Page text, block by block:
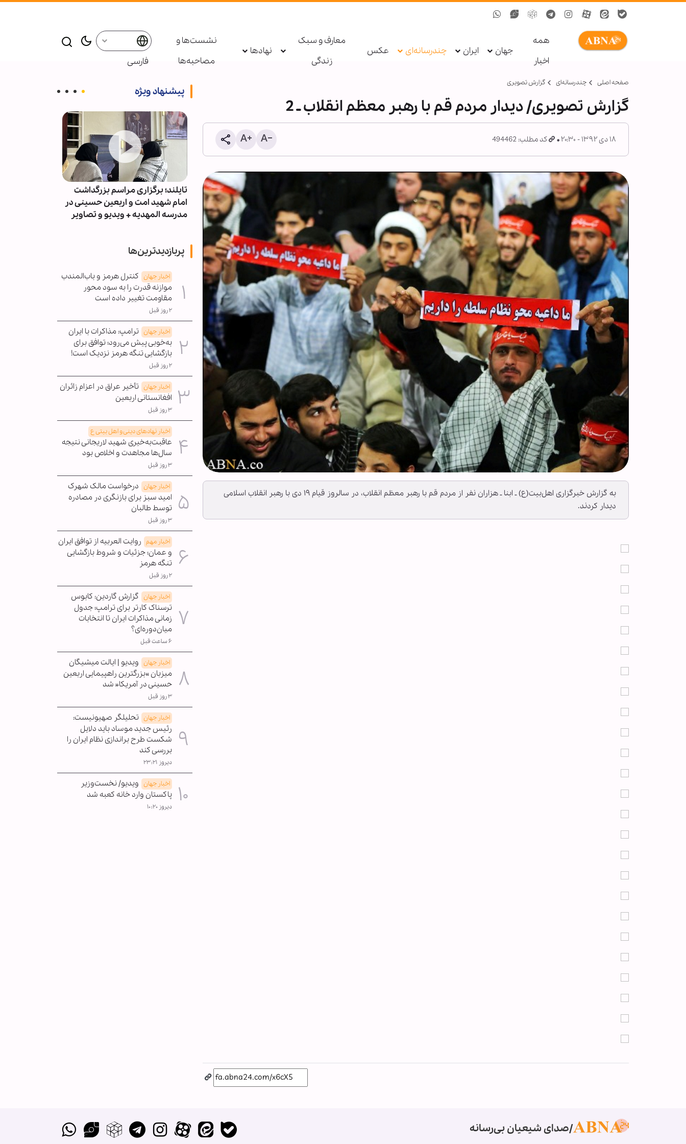
همه
اخبار
جهان ایران چندرسانه‌ای عکس
معارف و سبک
زندگی
نهادها
نشست‌ها و
مصاحبه‌ها
فارسی
صفحه اصلی چندرسانه‌ای گزارش تصويری
گزارش تصویری/ دیدار مردم قم با رهبر معظم انقلاب ـ 2
۱۸ دی ۱۳۹۲ - ۲۰:۳۰ کد مطلب: 494462
به گزارش خبرگزاری اهل‌بیت(ع) ـ ابنا ـ هزاران نفر از مردم قم با رهبر معظم انقلاب، در سالروز قیام ۱۹ دی با رهبر انقلاب اسلامی
دیدار كردند.
پیشنهاد ویژه
نخستین روزنامه در کشورهای
شیعه؛ از «کاغذ اخبار» ایران تا
«حدیقة الاخبار» لبنان
تایلند؛ برگزاری مراسم بزرگداشت
امام شهید امت و اربعین حسینی در
مدرسه المهدیه + ویدیو و تصاویر
پربازدیدترین‌ها
اخبار جهان کنترل هرمز و باب‌المندب
موازنه قدرت را به سود محور
مقاومت تغییر داده است
۲ روز قبل
اخبار جهان ترامپ: مذاکرات با ایران
به‌خوبی پیش می‌رود؛ توافق برای
بازگشایی تنگه هرمز نزدیک است!
۲ روز قبل
اخبار جهان تأخیر عراق در اعزام زائران
افغانستانی اربعین
۳ روز قبل
اخبار نهادهای دینی و اهل بیتی ع
عاقبت‌به‌خیری شهید لاریجانی نتیجه
سال‌ها مجاهدت و اخلاص بود
۳ روز قبل
اخبار جهان درخواست مالک شهرک
امید سبز برای بازنگری در مصادره
توسط طالبان
۳ روز قبل
اخبار مهم روایت العربیه از توافق ایران
و عمان؛ جزئیات و شروط بازگشایی
تنگه هرمز
۲ روز قبل
اخبار جهان گزارش گاردین: کابوس
ترسناک کارتر برای ترامپ؛ جدول
زمانی مذاکرات ایران تا انتخابات
میان‌دوره‌ای؟
۶ ساعت قبل
اخبار جهان ویدیو | ایالت میشیگان
میزبان »بزرگترین راهپیمایی اربعین
حسینی در آمریکا« شد
۳ روز قبل
اخبار جهان تحلیلگر صهیونیست:
رئیس جدید موساد باید دلایل
شکست طرح براندازی نظام ایران را
بررسی کند
دیروز ۲۳:۲۱
اخبار جهان ویدیو/ نخست‌وزیر
پاکستان وارد خانه کعبه شد
دیروز ۱۰:۲۰
صدای شیعیان بی‌رسانه